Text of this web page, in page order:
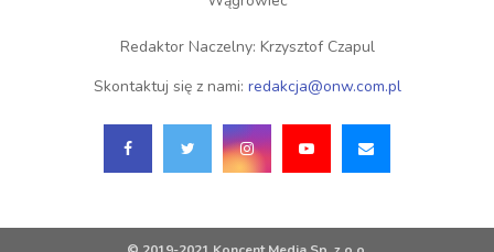
Redaktor Naczelny: Krzysztof Czapul
Skontaktuj się z nami: redakcja@onw.com.pl